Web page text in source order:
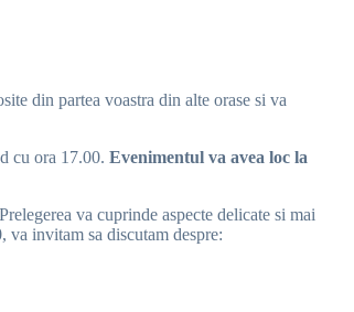
din partea voastra din alte orase si va
cu ora 17.00. Evenimentul va avea loc la
va cuprinde aspecte delicate si mai
, va invitam sa discutam despre: